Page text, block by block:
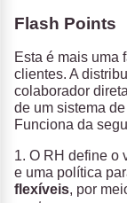
Flash Points
Esta é mais uma
clientes. A
colaborador
de um sistema
Funciona da
1. O RH define o
e uma política
flexíveis, por